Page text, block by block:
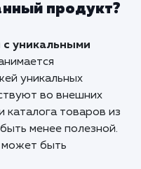
упрощая процесс
: Для онлайн-
о товарах
импорта
частью